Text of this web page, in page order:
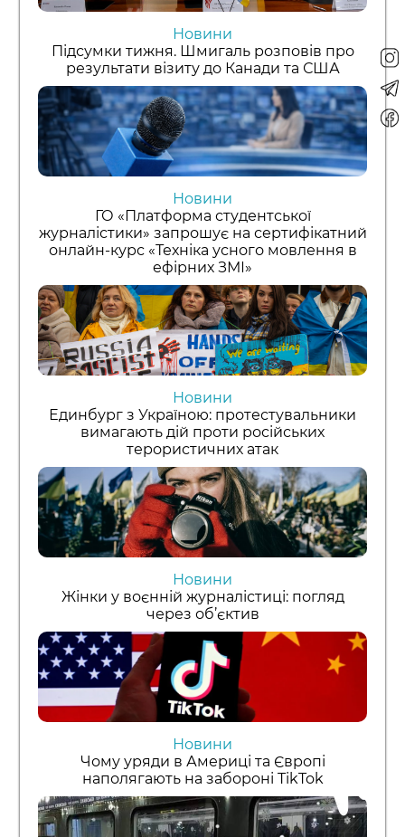
Новини
Підсумки тижня. Шмигаль розповів про
результати візиту до Канади та США
Новини
ГО «Платформа студентської
журналістики» запрошує на сертифікатний
онлайн-курс «Техніка усного мовлення в
ефірних ЗМІ»
Новини
Единбург з Україною: протестувальники
вимагають дій проти російських
терористичних атак
Новини
Жінки у воєнній журналістиці: погляд
через об’єктив
Новини
Чому уряди в Америці та Європі
наполягають на забороні TikTok